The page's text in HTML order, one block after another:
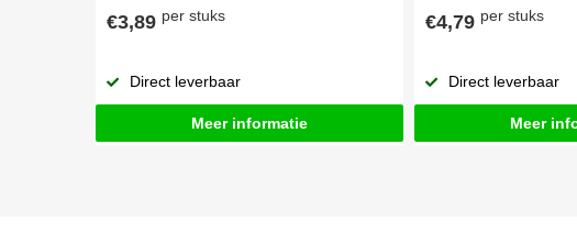
€3,89 per stuks
Direct leverbaar
Meer informatie
€4,79 per stuks
Direct leverbaar
Meer